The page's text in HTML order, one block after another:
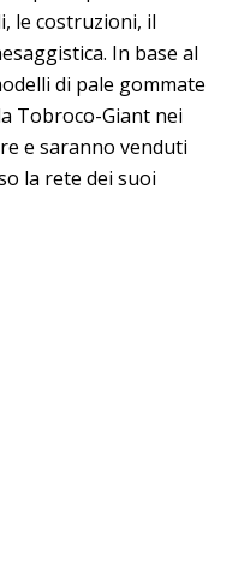
le costruzioni, il
In base al
di pale gommate
Tobroco-Giant nei
e saranno venduti
la rete dei suoi